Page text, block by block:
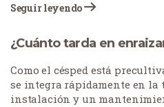
instante, lo que evita las
Seguir leyendo
¿Cuánto tarda en
Como el césped está
se integra rápidamente en la
instalación y un